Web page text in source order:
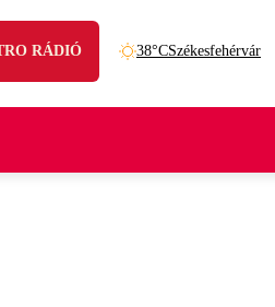
RÁDIÓ 38°CSzékesfehérvár